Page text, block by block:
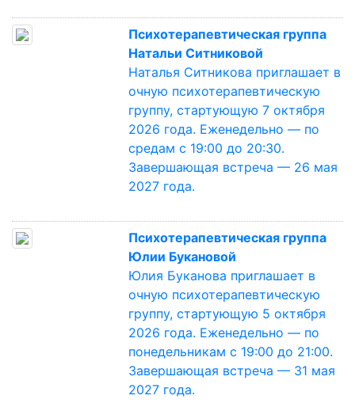
Психотерапевтическая группа
Натальи Ситниковой
Наталья Ситникова приглашает в
очную психотерапевтическую
группу, стартующую 7 октября
2026 года. Еженедельно — по
средам с 19:00 до 20:30.
Завершающая встреча — 26 мая
2027 года.
Психотерапевтическая группа
Юлии Букановой
Юлия Буканова приглашает в
очную психотерапевтическую
группу, стартующую 5 октября
2026 года. Еженедельно — по
понедельникам с 19:00 до 21:00.
Завершающая встреча — 31 мая
2027 года.